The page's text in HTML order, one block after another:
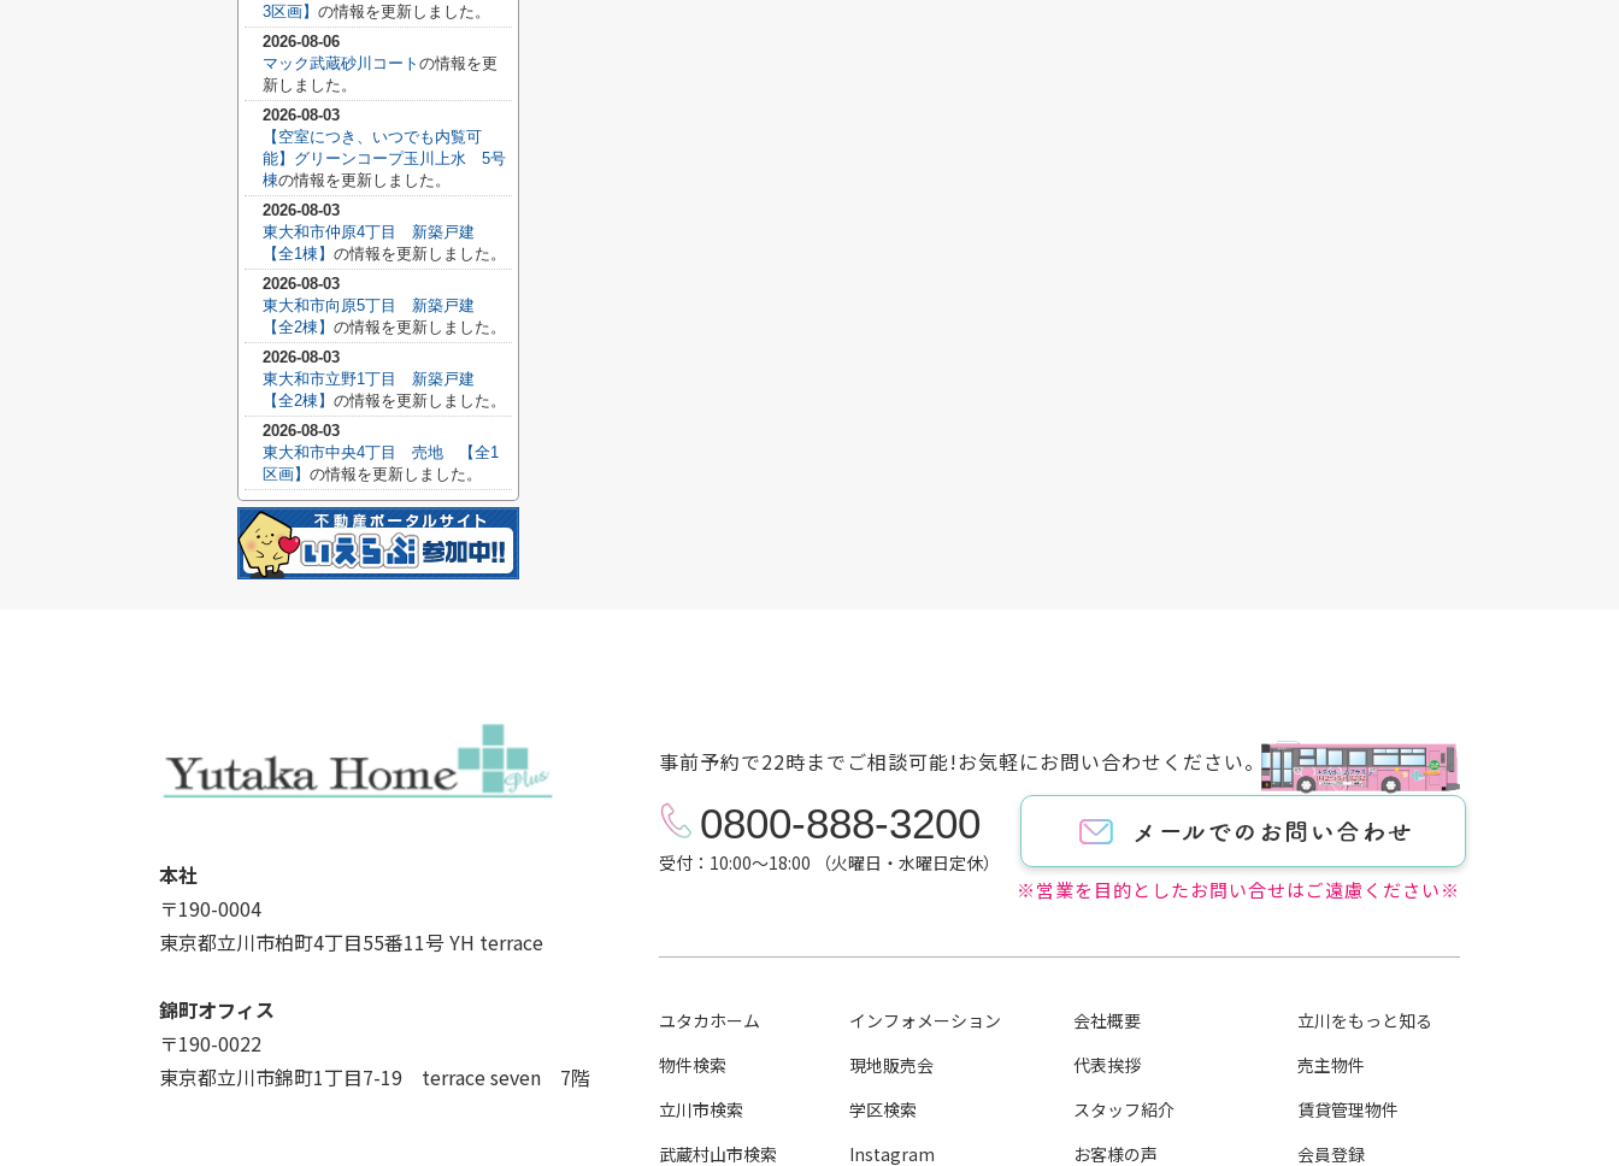
3区画】 の情報を更新しました。
2026-08-06
マック武蔵砂川コート の情報を更
新しました。
2026-08-03
【空室につき、いつでも内覧可
能】グリーンコープ玉川上水 5号
棟の情報を更新しました。
2026-08-03
東大和市仲原4丁目 新築戸建
【全1棟】 の情報を更新しました。
2026-08-03
東大和市向原5丁目 新築戸建
【全2棟】 の情報を更新しました。
2026-08-03
東大和市立野1丁目 新築戸建
【全2棟】 の情報を更新しました。
2026-08-03
東大和市中央4丁目 売地 【全1
区画】 の情報を更新しました。
本社
〒190-0004
東京都立川市柏町4丁目55番11号 YH terrace
錦町オフィス
〒190-0022
東京都立川市錦町1丁目7-19 terrace seven 7階
事前予約で22時までご相談可能!お気軽にお問い合わせください。
0800-888-3200
受付：10:00～18:00 （火曜日・水曜日定休）
※営業を目的としたお問い合せはご遠慮ください※
ユタカホーム
物件検索
立川市検索
武蔵村山市検索
インフォメーション
現地販売会
学区検索
Instagram
会社概要
代表挨拶
スタッフ紹介
お客様の声
立川をもっと知る
売主物件
賃貸管理物件
会員登録